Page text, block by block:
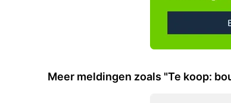
Meer meldingen zoals "Te koop: